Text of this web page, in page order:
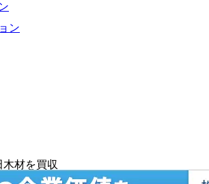
材を買収